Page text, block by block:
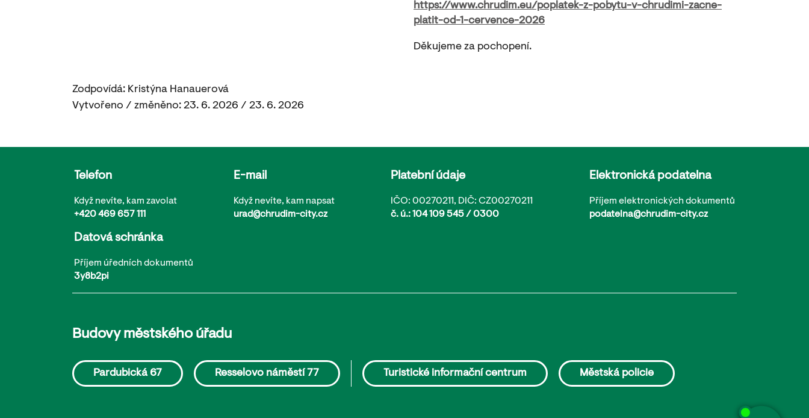
https://www.chrudim.eu/poplatek-z-pobytu-v-chrudimi-zacne-
platit-od-1-cervence-2026
Děkujeme za pochopení.
Zodpovídá: Kristýna Hanauerová
Vytvořeno / změněno: 23. 6. 2026 / 23. 6. 2026
Telefon
Když nevíte, kam zavolat
+420 469 657 111
E-mail
Když nevíte, kam napsat
urad@chrudim-city.cz
Platební údaje
IČO: 00270211, DIČ: CZ00270211
č. ú.: 104 109 545 / 0300
Elektronická podatelna
Příjem elektronických dokumentů
podatelna@chrudim-city.cz
Datová schránka
Příjem úředních dokumentů
3y8b2pi
Budovy městského úřadu
Pardubická 67 Resselovo náměstí 77 Turistické informační centrum Městská policie